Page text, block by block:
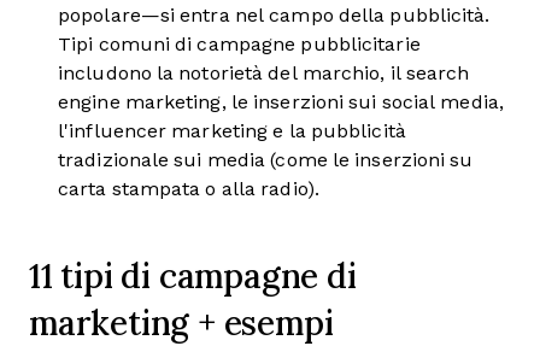
popolare—si entra nel campo della pubblicità.
Tipi comuni di campagne pubblicitarie
includono la notorietà del marchio, il search
engine marketing, le inserzioni sui social media,
l'influencer marketing e la pubblicità
tradizionale sui media (come le inserzioni su
carta stampata o alla radio).
11 tipi di campagne di
marketing + esempi